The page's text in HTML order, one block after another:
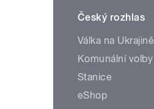
Český rozhlas
Válka na Ukrajině
Komunální volby
Stanice
eShop